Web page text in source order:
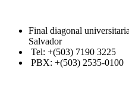
Final diagonal
Salvador
Tel: +(503) 7190 3225
PBX: +(503) 2535-0100